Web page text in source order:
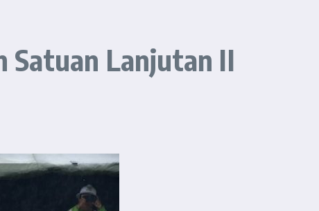
Satuan Lanjutan II